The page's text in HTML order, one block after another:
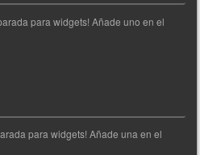
para widgets! Añade uno en el
para widgets! Añade una en el